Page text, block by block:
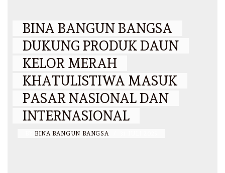
BINA BANGUN BANGSA
DUKUNG PRODUK DAUN
KELOR MERAH
KHATULISTIWA MASUK
PASAR NASIONAL DAN
INTERNASIONAL
BINA BANGUN BANGSA